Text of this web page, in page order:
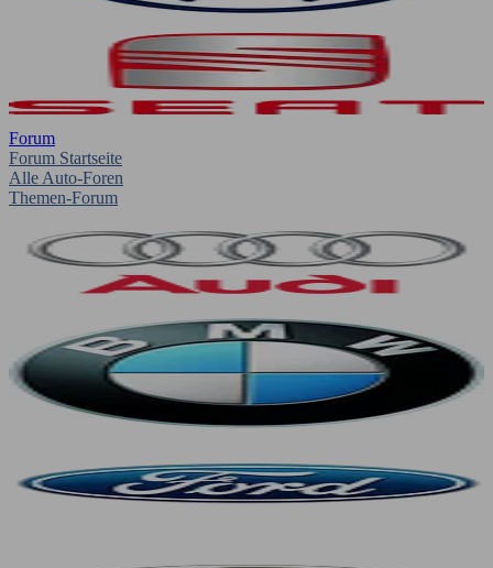
Forum
Forum Startseite
Alle Auto-Foren
Themen-Forum